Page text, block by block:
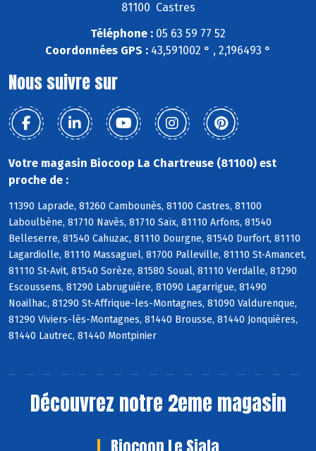
81100 Castres
Téléphone : 05 63 59 77 52
Coordonnées GPS : 43,591002 ° , 2,196493 °
Nous suivre sur
Votre magasin Biocoop La Chartreuse (81100) est
proche de :
11390 Laprade, 81260 Cambounès, 81100 Castres, 81100
Laboulbène, 81710 Navès, 81710 Saïx, 81110 Arfons, 81540
Belleserre, 81540 Cahuzac, 81110 Dourgne, 81540 Durfort, 81110
Lagardiolle, 81110 Massaguel, 81700 Palleville, 81110 St-Amancet,
81110 St-Avit, 81540 Sorèze, 81580 Soual, 81110 Verdalle, 81290
Escoussens, 81290 Labruguière, 81090 Lagarrigue, 81490
Noailhac, 81290 St-Affrique-les-Montagnes, 81090 Valdurenque,
81290 Viviers-lès-Montagnes, 81440 Brousse, 81440 Jonquières,
81440 Lautrec, 81440 Montpinier
Découvrez notre 2eme magasin
Biocoop Le Siala